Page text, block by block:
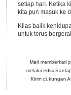
setiap hari. Ketika
kita pun masuk ke
Kilas balik
untuk terus
Mari memberkati
melalui edisi
Kirim dukungan